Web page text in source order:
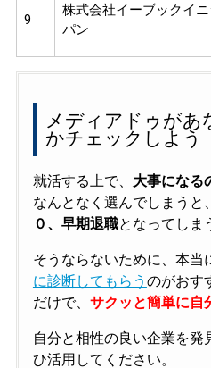
9
株式会社イーブックイ
パン
メディアドゥがあ
かチェックしよう
就活する上で、 大事になる
なんとなく選んでしまうと
０、早期退職となってしま
そうならないために、本当
に診断してもらう のがおす
だけで、 サクッと簡単に自
自分と相性の良い企業を
ひ活用してください。